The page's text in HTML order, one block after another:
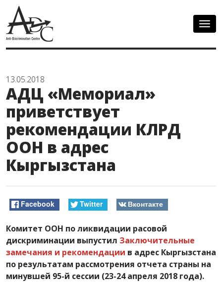
13.05.2018
АДЦ «Мемориал»
приветствует
рекомендации КЛРД
ООН в адрес
Кыргызстана
Facebook Twitter Вконтакте
Комитет ООН по ликвидации расовой
дискриминации выпустил Заключительные
замечания и рекомендации в адрес Кыргызстана
по результатам рассмотрения отчета страны на
минувшей 95-й сессии (23-24 апреля 2018 года).